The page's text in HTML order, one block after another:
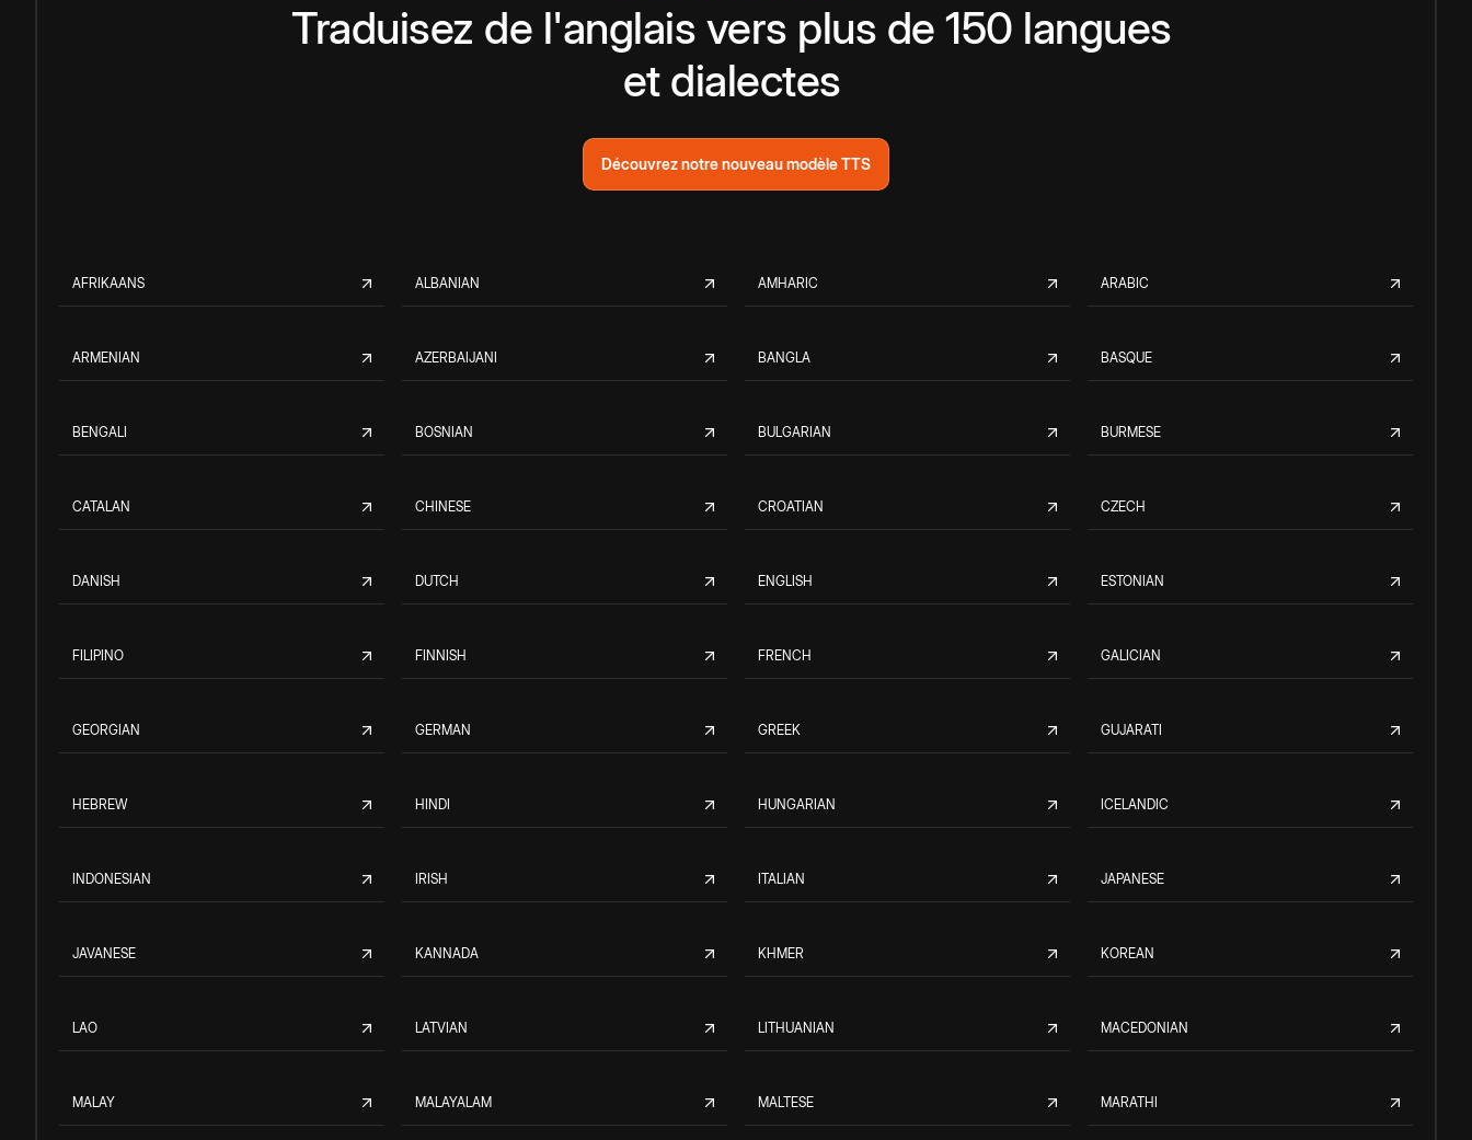
Traduisez de l'anglais vers plus de 150 langues
et dialectes
Découvrez notre nouveau modèle TTS
AFRIKAANS ALBANIAN AMHARIC ARABIC
ARMENIAN AZERBAIJANI BANGLA BASQUE
BENGALI BOSNIAN BULGARIAN BURMESE
CATALAN CHINESE CROATIAN CZECH
DANISH DUTCH ENGLISH ESTONIAN
FILIPINO FINNISH FRENCH GALICIAN
GEORGIAN GERMAN GREEK GUJARATI
HEBREW HINDI HUNGARIAN ICELANDIC
INDONESIAN IRISH ITALIAN JAPANESE
JAVANESE KANNADA KHMER KOREAN
LAO LATVIAN LITHUANIAN MACEDONIAN
MALAY MALAYALAM MALTESE MARATHI